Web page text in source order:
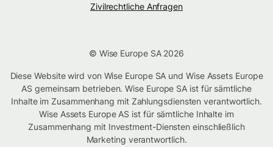
Zivilrechtliche Anfragen
© Wise Europe SA 2026
Diese Website wird von Wise Europe SA und Wise Assets Europe
AS gemeinsam betrieben. Wise Europe SA ist für sämtliche
Inhalte im Zusammenhang mit Zahlungsdiensten verantwortlich.
Wise Assets Europe AS ist für sämtliche Inhalte im
Zusammenhang mit Investment-Diensten einschließlich
Marketing verantwortlich.